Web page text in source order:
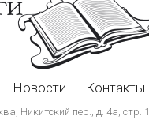
Новости Контакты
Никитский пер., д. 4а, стр. 1